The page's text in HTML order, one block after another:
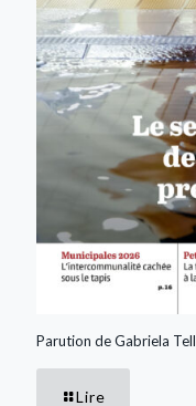
Parution de Gabriela
Lire